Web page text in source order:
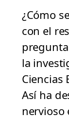
¿Cómo
con el
la
Ciencias
Así ha
nervioso